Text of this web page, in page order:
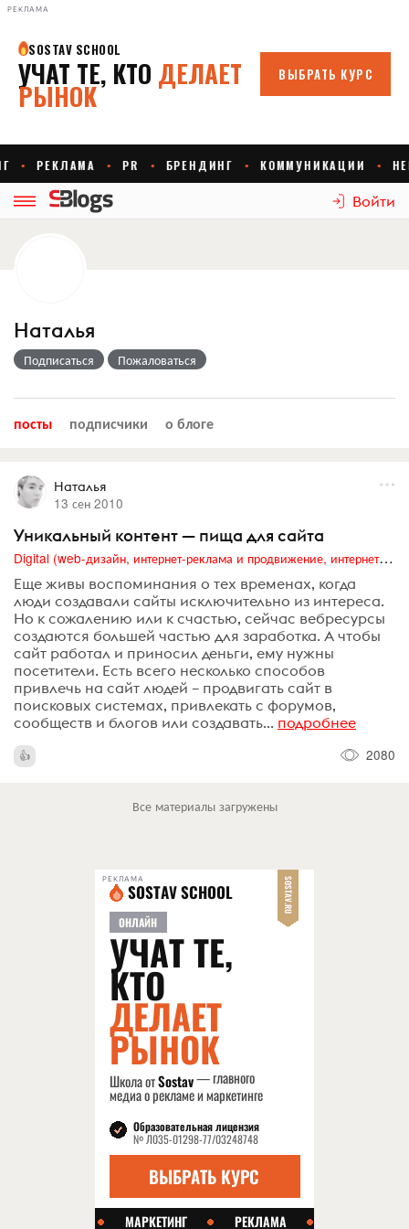
РЕКЛАМА
Войти
Наталья
Подписаться Пожаловаться
посты подписчики о блоге
Наталья
13 сен 2010
Уникальный контент — пища для сайта
Digital (web-дизайн, интернет-реклама и продвижение, интернет-сообщества и блоги, интернет-коммуникации, мобильный маркетинг, реклама на цифровых экранах)
Еще живы воспоминания о тех временах, когда
люди создавали сайты исключительно из интереса.
Но к сожалению или к счастью, сейчас вебресурсы
создаются большей частью для заработка. А чтобы
сайт работал и приносил деньги, ему нужны
посетители. Есть всего несколько способов
привлечь на сайт людей – продвигать сайт в
поисковых системах, привлекать с форумов,
сообществ и блогов или создавать... подробнее
2080
Все материалы загружены
РЕКЛАМА